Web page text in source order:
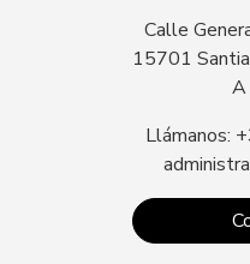
Calle
15701
A
Llámanos: